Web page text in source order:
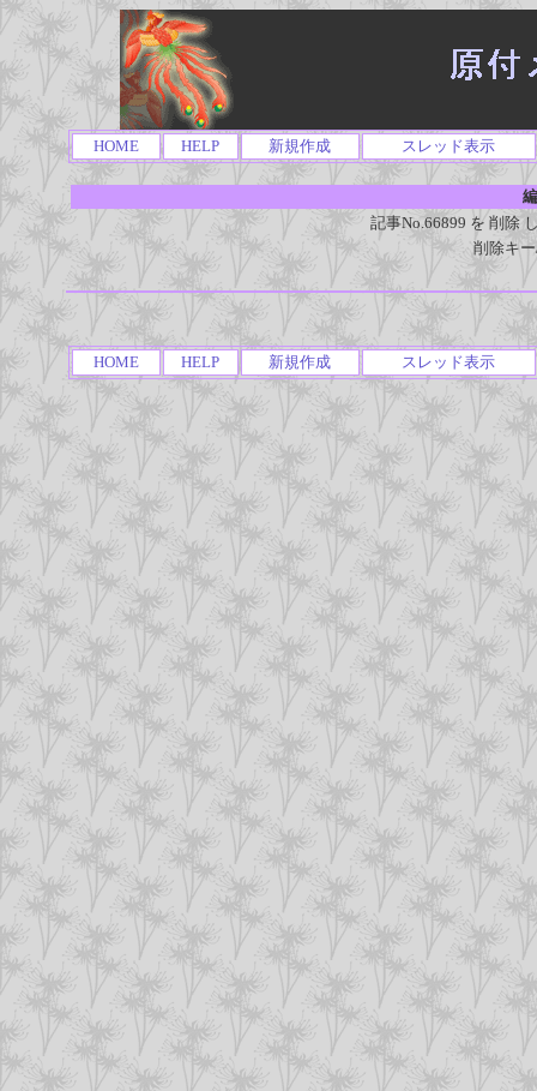
HOME HELP 新規作成 スレッド表示
記事No.66899 を 削除
削除キ
HOME HELP 新規作成 スレッド表示